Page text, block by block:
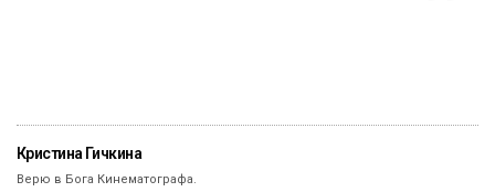
Кристина Гичкина
Верю в Бога Кинематографа.